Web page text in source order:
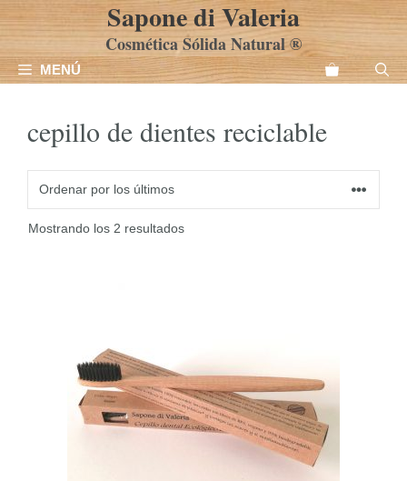
al
Sapone di Valeria
Cosmética Sólida Natural ®
MENÚ
cepillo de dientes reciclable
Mostrando los 2 resultadosOrdenado